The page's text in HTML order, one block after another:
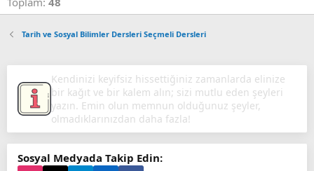
Olumsuzlukların içinde boğulduğunuzu
düşündüğünüz zamanlarda bu etmenlerden
uzaklaşarak kendinizi doğanın kollarına bırakın.
Sosyal Medyada Takip Edin: